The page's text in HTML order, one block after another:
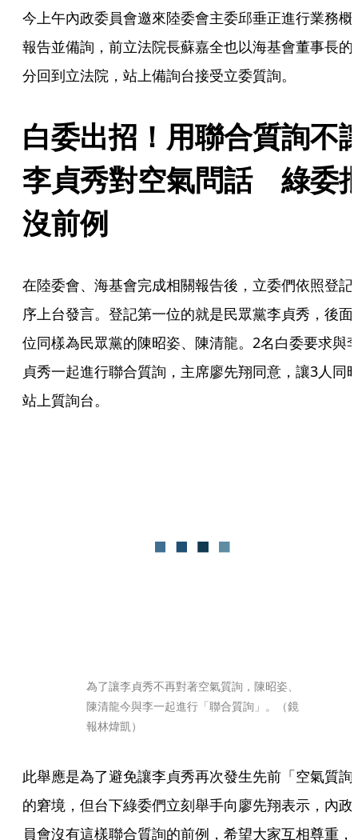
今上午內政委員會邀來陸委會主委邱垂正進行業務概
報告並備詢，前立法院長蘇嘉全也以海基會董事長的
分回到立法院，站上備詢台接受立委質詢。
白委出招！用聯合質詢不
李貞秀對空氣問話　綠委
沒前例
在陸委會、海基會完成相關報告後，立委們依照登記
序上台發言。登記第一位的就是民眾黨李貞秀，後面
位同樣為民眾黨的陳昭姿、陳清龍。2名白委要求與
貞秀一起進行聯合質詢，主席廖先翔同意，讓3人同
站上質詢台。
為了讓李貞秀不再對著空氣質詢，陳昭姿、
陳清龍今與李一起進行「聯合質詢」。（鏡
報林煒凱）
此舉應是為了避免讓李貞秀再次發生先前「空氣質詢
的窘境，但台下綠委們立刻舉手向廖先翔表示，內政
員會沒有這樣聯合質詢的前例，希望大家互相尊重，